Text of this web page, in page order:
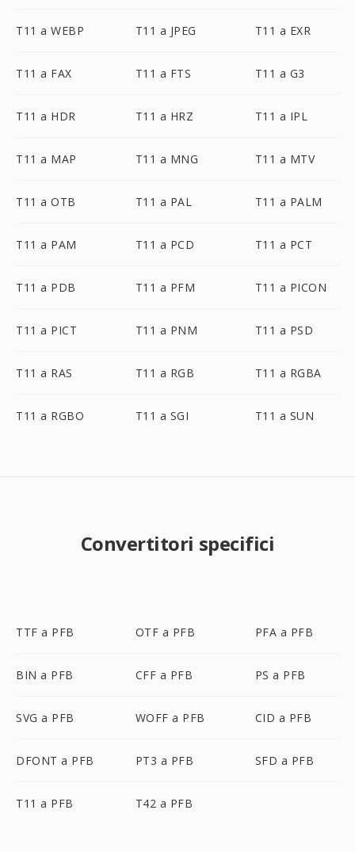
T11 a WEBP T11 a JPEG T11 a EXR
T11 a FAX T11 a FTS T11 a G3
T11 a HDR T11 a HRZ T11 a IPL
T11 a MAP T11 a MNG T11 a MTV
T11 a OTB T11 a PAL T11 a PALM
T11 a PAM T11 a PCD T11 a PCT
T11 a PDB T11 a PFM T11 a PICON
T11 a PICT T11 a PNM T11 a PSD
T11 a RAS T11 a RGB T11 a RGBA
T11 a RGBO T11 a SGI T11 a SUN
Convertitori specifici
TTF a PFB OTF a PFB PFA a PFB
BIN a PFB CFF a PFB PS a PFB
SVG a PFB WOFF a PFB CID a PFB
DFONT a PFB PT3 a PFB SFD a PFB
T11 a PFB T42 a PFB